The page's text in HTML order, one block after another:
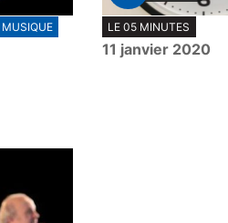
MUSIQUE
P
l
a
LE 05 MINUTES
11 janvier 2020